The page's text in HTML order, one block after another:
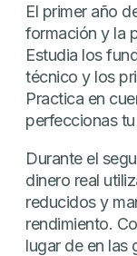
El primer año
formación y la
Estudia los
técnico y los
Practica en
perfeccionas
Durante el
dinero real
reducidos y
rendimiento.
lugar de en las